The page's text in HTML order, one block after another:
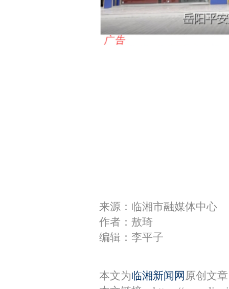
来源：临湘市融媒体中心
作者：敖琦
编辑：李平子
本文为临湘新闻网 原创文